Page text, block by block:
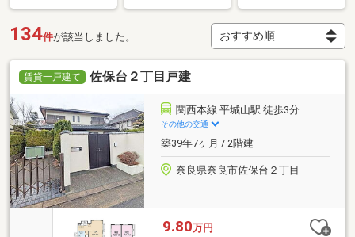
134件が該当しました。
賃貸一戸建て 佐保台２丁目戸建
関西本線 平城山駅 徒歩3分
その他の交通
築39年7ヶ月 / 2階建
奈良県奈良市佐保台２丁目
9.80万円